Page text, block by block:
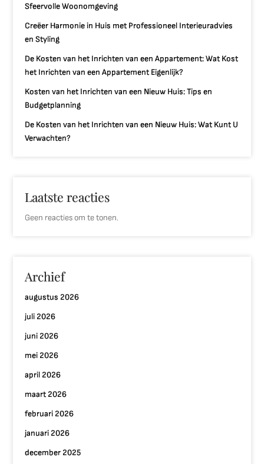
Sfeervolle Woonomgeving
Creëer Harmonie in Huis met Professioneel Interieuradvies
en Styling
De Kosten van het Inrichten van een Appartement: Wat Kost
het Inrichten van een Appartement Eigenlijk?
Kosten van het Inrichten van een Nieuw Huis: Tips en
Budgetplanning
De Kosten van het Inrichten van een Nieuw Huis: Wat Kunt U
Verwachten?
Laatste reacties
Geen reacties om te tonen.
Archief
augustus 2026
juli 2026
juni 2026
mei 2026
april 2026
maart 2026
februari 2026
januari 2026
december 2025